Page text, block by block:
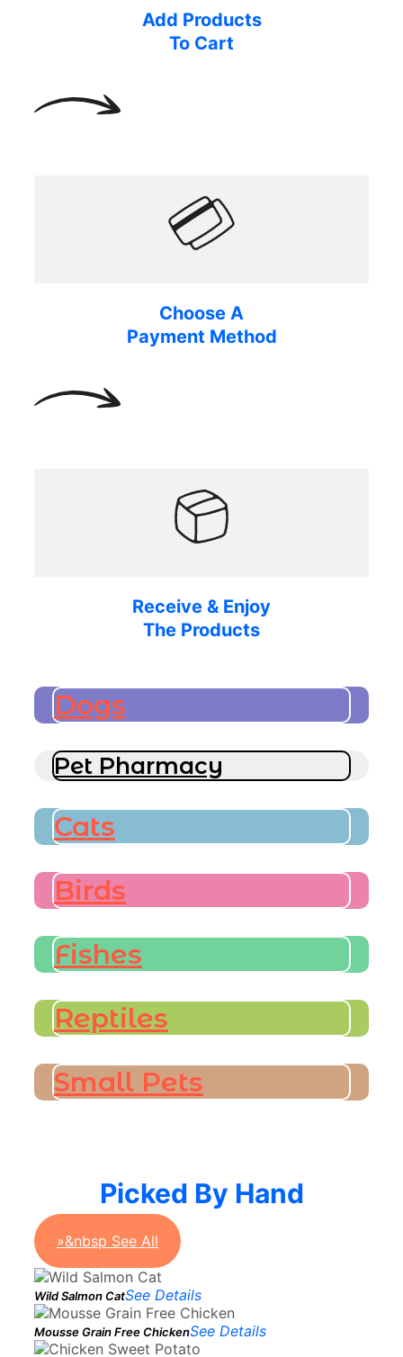
Add Products
To Cart
Choose A
Payment Method
Receive & Enjoy
The Products
Dogs
Pet Pharmacy
Cats
Birds
Fishes
Reptiles
Small Pets
Picked By Hand
»&nbsp See All
Wild Salmon CatSee Details
Mousse Grain Free ChickenSee Details